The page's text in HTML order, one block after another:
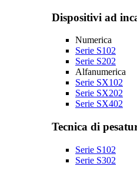
Dispositivi ad
Numerica
Serie S102
Serie S202
Alfanumerica
Serie SX102
Serie SX202
Serie SX402
Tecnica di
Serie S102
Serie S302